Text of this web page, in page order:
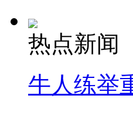
热点新闻
牛人练举